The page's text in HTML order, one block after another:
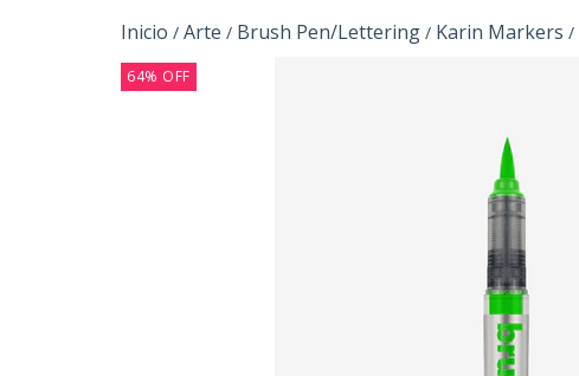
Inicio / Arte / Brush Pen/Lettering / Karin Markers /
64% OFF